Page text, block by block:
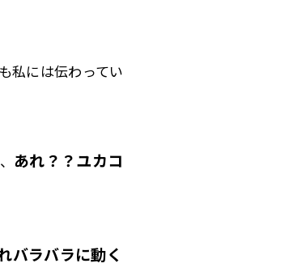
私には伝わってい
あれ？？ユカコ
バラバラに動く